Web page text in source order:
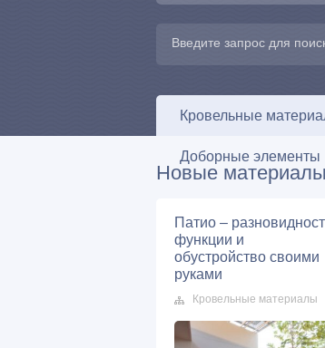
Кровельные
Доборные элементы
Новые
Патио –
функции и
обустройство своими
руками
Кровельные материалы